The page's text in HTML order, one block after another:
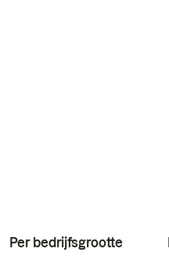
Per bedrijfsgrootte